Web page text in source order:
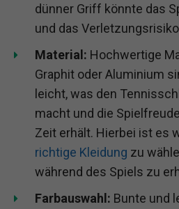
dünner Griff könnte das
und das
Material: Hochwertige
Graphit oder Aluminium
leicht, was den
macht und die
Zeit erhält. Hierbei ist es
richtige Kleidung zu
während des Spiels zu
Farbauswahl: Bunte und